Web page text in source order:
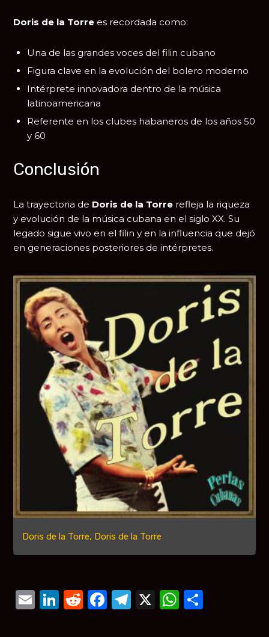
Doris de la Torre es recordada como:
Una de las grandes voces del filin cubano
Figura clave en la evolución del bolero moderno
Intérprete innovadora dentro de la música
latinoamericana
Referente en los clubes habaneros de los años 50
y 60
Conclusión
La trayectoria de Doris de la Torre refleja la riqueza
y evolución de la música cubana en el siglo XX. Su
legado sigue vivo en el filin y en la influencia que dejó
en generaciones posteriores de intérpretes.
Doris de la Torre, Doris de la Torre
Email
LinkedIn
Reddit
Facebook
Telegram
X